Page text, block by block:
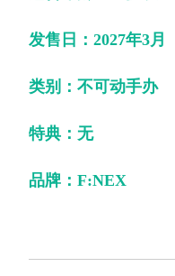
发售日：2027年3月
类别：不可动手办
特典：无
品牌：F:NEX